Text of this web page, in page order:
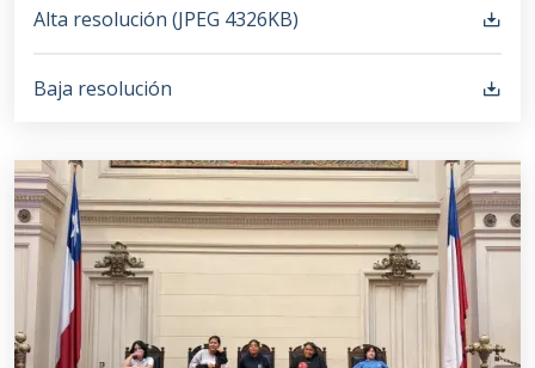
Alta resolución (JPEG 4326KB)
Baja resolución